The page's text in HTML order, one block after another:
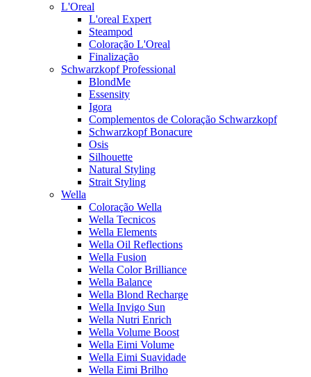
L'Oreal
L'oreal Expert
Steampod
Coloração L'Oreal
Finalização
Schwarzkopf Professional
BlondMe
Essensity
Igora
Complementos de Coloração Schwarzkopf
Schwarzkopf Bonacure
Osis
Silhouette
Natural Styling
Strait Styling
Wella
Coloração Wella
Wella Tecnicos
Wella Elements
Wella Oil Reflections
Wella Fusion
Wella Color Brilliance
Wella Balance
Wella Blond Recharge
Wella Invigo Sun
Wella Nutri Enrich
Wella Volume Boost
Wella Eimi Volume
Wella Eimi Suavidade
Wella Eimi Brilho